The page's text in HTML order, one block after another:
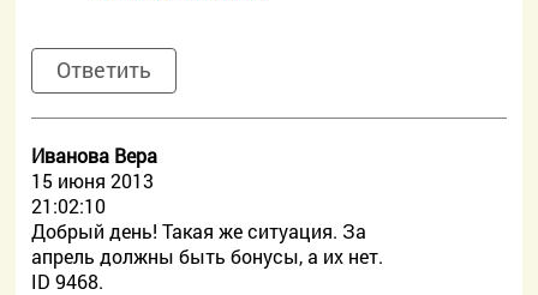
Ответить
Иванова Вера
15 июня 2013
21:02:10
Добрый день! Такая же ситуация. За
апрель должны быть бонусы, а их нет.
ID 9468.